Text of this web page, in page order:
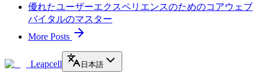
優れたユーザーエクスペリエンスのためのコアウェブ
バイタルのマスター
More Posts
Leapcell 日本語